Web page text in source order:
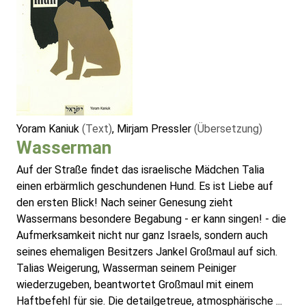
Yoram Kaniuk (Text), Mirjam Pressler (Übersetzung)
Wasserman
Auf der Straße findet das israelische Mädchen Talia
einen erbärmlich geschundenen Hund. Es ist Liebe auf
den ersten Blick! Nach seiner Genesung zieht
Wassermans besondere Begabung - er kann singen! - die
Aufmerksamkeit nicht nur ganz Israels, sondern auch
seines ehemaligen Besitzers Jankel Großmaul auf sich.
Talias Weigerung, Wasserman seinem Peiniger
wiederzugeben, beantwortet Großmaul mit einem
Haftbefehl für sie. Die detailgetreue, atmosphärische ...